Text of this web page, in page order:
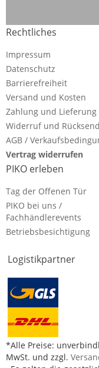
Rechtliches
Impressum
Datenschutz
Barrierefreiheit
Versand und Kosten
Zahlung und Lieferung
Widerruf und
AGB /
Vertrag widerrufen
PIKO erleben
Tag der Offenen Tür
PIKO bei uns /
Fachhändlerevents
Betriebsbesichtigung
Logistikpartner
*Alle Preise:
MwSt. und zzgl.